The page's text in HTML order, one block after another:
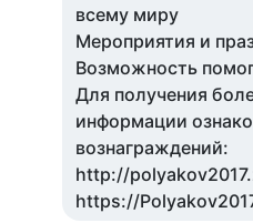
всему миру
Мероприятия и
Возможность
Для получения
информации
вознаграждений:
http://
https://